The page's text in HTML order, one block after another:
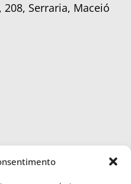
208, Serraria, Maceió